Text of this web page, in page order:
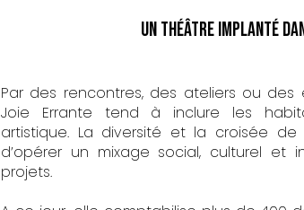
Un théâtre implanté
Par des rencontres, des ateliers ou des
Joie Errante tend à inclure les
artistique. La diversité et la croisée
d’opérer un mixage social, culturel et
projets.